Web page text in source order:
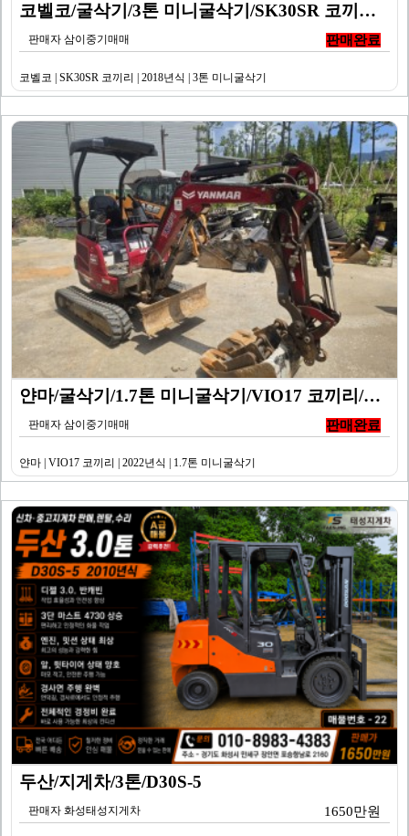
코벨코/굴삭기/3톤 미니굴삭기/SK30SR 코끼리/20…
판매자 삼이중기매매 판매완료
코벨코 | SK30SR 코끼리 | 2018년식 | 3톤 미니굴삭기
얀마/굴삭기/1.7톤 미니굴삭기/VIO17 코끼리/20…
판매자 삼이중기매매 판매완료
얀마 | VIO17 코끼리 | 2022년식 | 1.7톤 미니굴삭기
두산/지게차/3톤/D30S-5
판매자 화성태성지게차 1650만원